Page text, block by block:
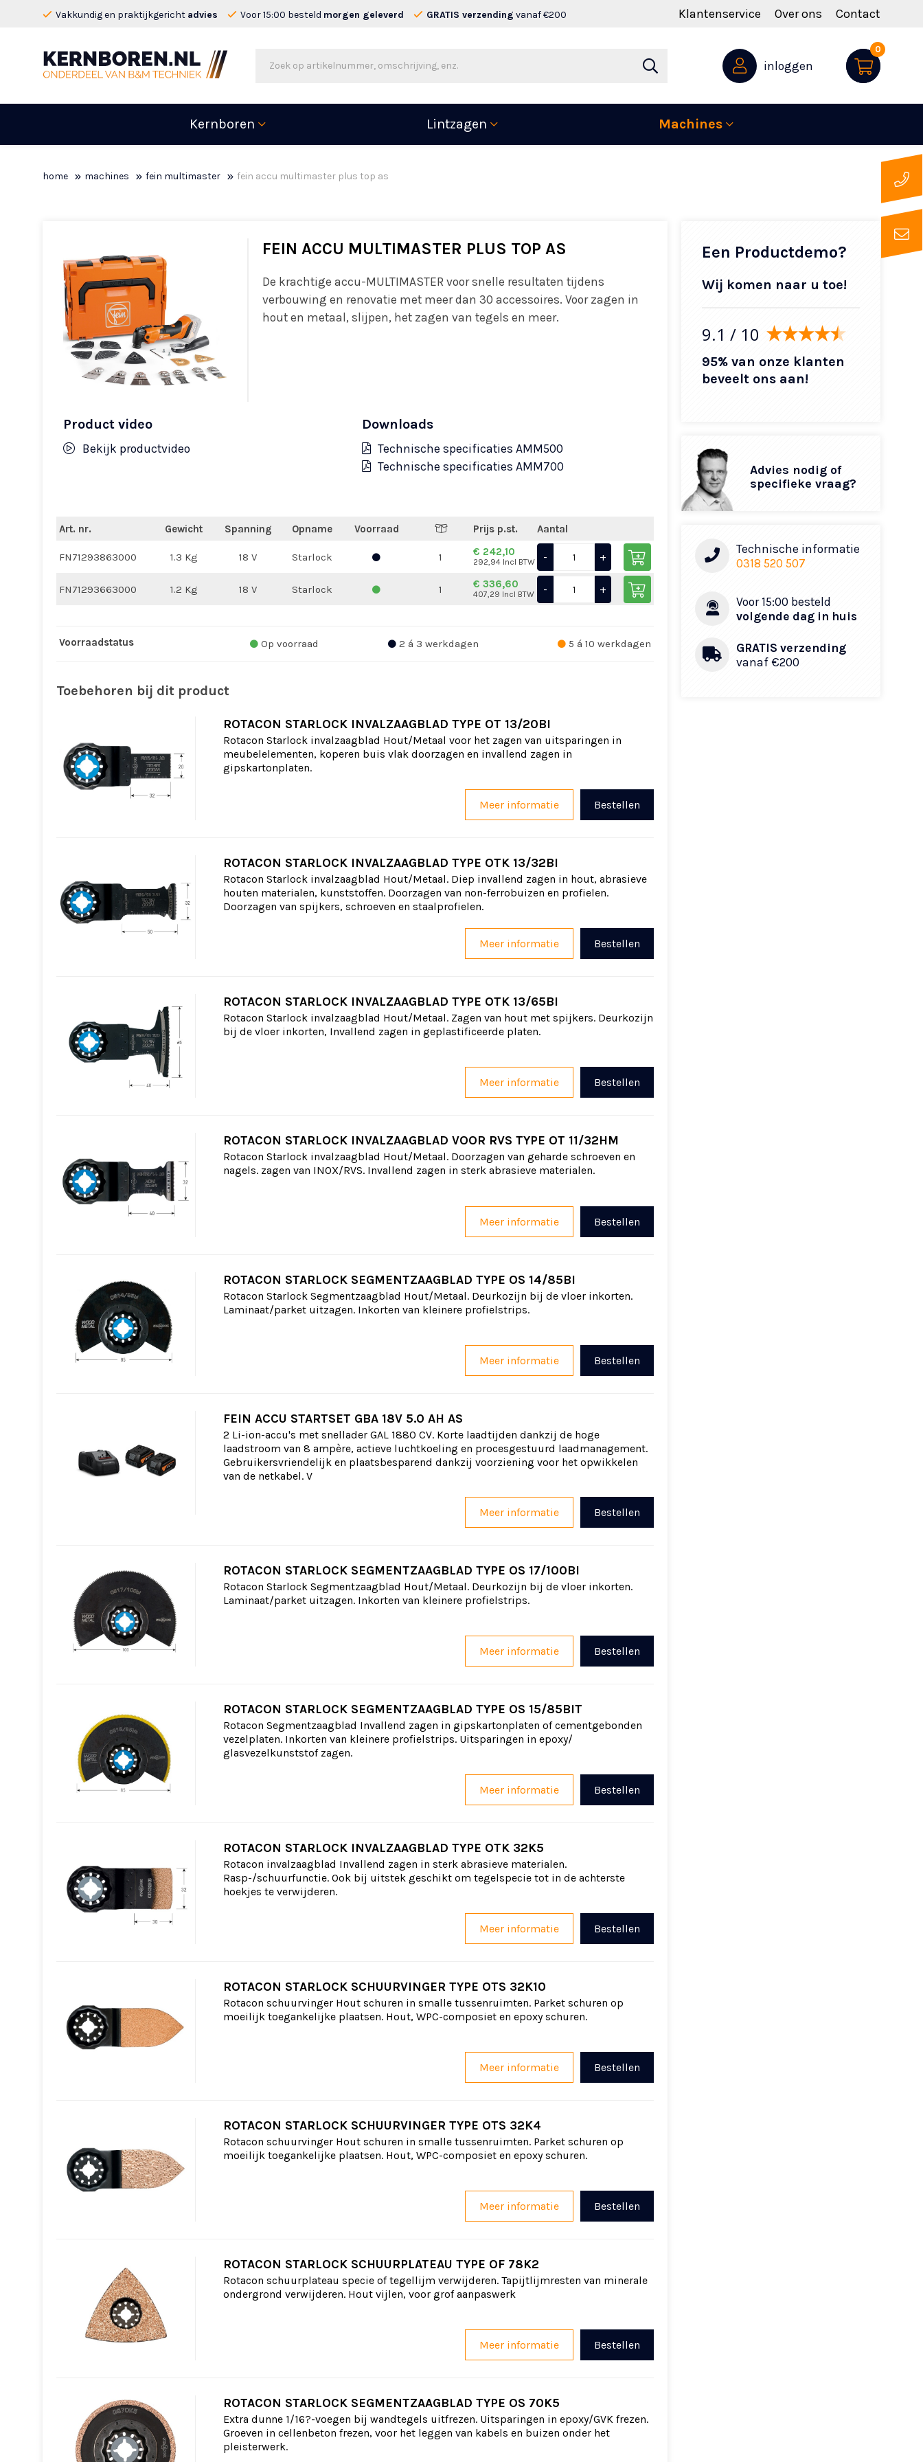
Vakkundig en praktijkgericht advies Voor 15:00 besteld morgen geleverd GRATIS verzending vanaf €200 Klantenservice Over ons Contact
0
inloggen
Kernboren Lintzagen Machines
home machines fein multimaster fein accu multimaster plus top as
FEIN ACCU MULTIMASTER PLUS TOP AS
De krachtige accu-MULTIMASTER voor snelle resultaten tijdens
verbouwing en renovatie met meer dan 30 accessoires. Voor zagen in
hout en metaal, slijpen, het zagen van tegels en meer.
Product video
Bekijk productvideo
Downloads
Technische specificaties AMM500
Technische specificaties AMM700
Art. nr. Gewicht Spanning Opname Voorraad Prijs p.st. Aantal
FN71293863000 1.3 Kg 18 V Starlock 1 € 242,10
292,94 Incl BTW - +
FN71293663000 1.2 Kg 18 V Starlock 1 € 336,60
407,29 Incl BTW - +
Voorraadstatus Op voorraad 2 á 3 werkdagen 5 á 10 werkdagen
Toebehoren bij dit product
ROTACON STARLOCK INVALZAAGBLAD TYPE OT 13/20BI
Rotacon Starlock invalzaagblad Hout/Metaal voor het zagen van uitsparingen in
meubelelementen, koperen buis vlak doorzagen en invallend zagen in
gipskartonplaten.
Bestellen
Meer informatie
ROTACON STARLOCK INVALZAAGBLAD TYPE OTK 13/32BI
Rotacon Starlock invalzaagblad Hout/Metaal. Diep invallend zagen in hout, abrasieve
houten materialen, kunststoffen. Doorzagen van non-ferrobuizen en profielen.
Doorzagen van spijkers, schroeven en staalprofielen.
Bestellen
Meer informatie
ROTACON STARLOCK INVALZAAGBLAD TYPE OTK 13/65BI
Rotacon Starlock invalzaagblad Hout/Metaal. Zagen van hout met spijkers. Deurkozijn
bij de vloer inkorten, Invallend zagen in geplastificeerde platen.
Bestellen
Meer informatie
ROTACON STARLOCK INVALZAAGBLAD VOOR RVS TYPE OT 11/32HM
Rotacon Starlock invalzaagblad Hout/Metaal. Doorzagen van geharde schroeven en
nagels. zagen van INOX/RVS. Invallend zagen in sterk abrasieve materialen.
Bestellen
Meer informatie
ROTACON STARLOCK SEGMENTZAAGBLAD TYPE OS 14/85BI
Rotacon Starlock Segmentzaagblad Hout/Metaal. Deurkozijn bij de vloer inkorten.
Laminaat/parket uitzagen. Inkorten van kleinere profielstrips.
Bestellen
Meer informatie
FEIN ACCU STARTSET GBA 18V 5.0 AH AS
2 Li-ion-accu's met snellader GAL 1880 CV. Korte laadtijden dankzij de hoge
laadstroom van 8 ampère, actieve luchtkoeling en procesgestuurd laadmanagement.
Gebruikersvriendelijk en plaatsbesparend dankzij voorziening voor het opwikkelen
van de netkabel. V
Bestellen
Meer informatie
ROTACON STARLOCK SEGMENTZAAGBLAD TYPE OS 17/100BI
Rotacon Starlock Segmentzaagblad Hout/Metaal. Deurkozijn bij de vloer inkorten.
Laminaat/parket uitzagen. Inkorten van kleinere profielstrips.
Bestellen
Meer informatie
ROTACON STARLOCK SEGMENTZAAGBLAD TYPE OS 15/85BIT
Rotacon Segmentzaagblad Invallend zagen in gipskartonplaten of cementgebonden
vezelplaten. Inkorten van kleinere profielstrips. Uitsparingen in epoxy/
glasvezelkunststof zagen.
Bestellen
Meer informatie
ROTACON STARLOCK INVALZAAGBLAD TYPE OTK 32K5
Rotacon invalzaagblad Invallend zagen in sterk abrasieve materialen.
Rasp-/schuurfunctie. Ook bij uitstek geschikt om tegelspecie tot in de achterste
hoekjes te verwijderen.
Bestellen
Meer informatie
ROTACON STARLOCK SCHUURVINGER TYPE OTS 32K10
Rotacon schuurvinger Hout schuren in smalle tussenruimten. Parket schuren op
moeilijk toegankelijke plaatsen. Hout, WPC-composiet en epoxy schuren.
Bestellen
Meer informatie
ROTACON STARLOCK SCHUURVINGER TYPE OTS 32K4
Rotacon schuurvinger Hout schuren in smalle tussenruimten. Parket schuren op
moeilijk toegankelijke plaatsen. Hout, WPC-composiet en epoxy schuren.
Bestellen
Meer informatie
ROTACON STARLOCK SCHUURPLATEAU TYPE OF 78K2
Rotacon schuurplateau specie of tegellijm verwijderen. Tapijtlijmresten van minerale
ondergrond verwijderen. Hout vijlen, voor grof aanpaswerk
Bestellen
Meer informatie
ROTACON STARLOCK SEGMENTZAAGBLAD TYPE OS 70K5
Extra dunne 1/16?-voegen bij wandtegels uitfrezen. Uitsparingen in epoxy/GVK frezen.
Groeven in cellenbeton frezen, voor het leggen van kabels en buizen onder het
pleisterwerk.
Een Productdemo?
Wij komen naar u toe!
9.1 / 10
95% van onze klanten
beveelt ons aan!
Advies nodig of
specifieke vraag?
Technische informatie
0318 520 507
Voor 15:00 besteld
volgende dag in huis
GRATIS verzending
vanaf €200